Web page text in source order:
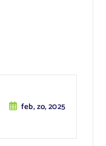
feb, zo, 2025